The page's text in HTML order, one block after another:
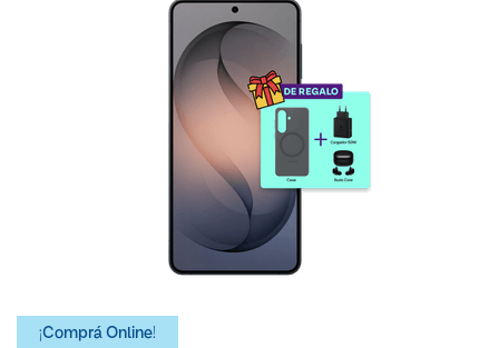
¡Comprá Online!